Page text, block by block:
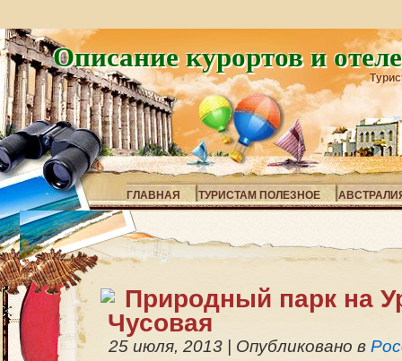
Описание курортов и
ГЛАВНАЯ ТУРИСТАМ ПОЛЕЗНОЕ
Природный парк на
Чусовая
25 июля, 2013 Опубликовано в